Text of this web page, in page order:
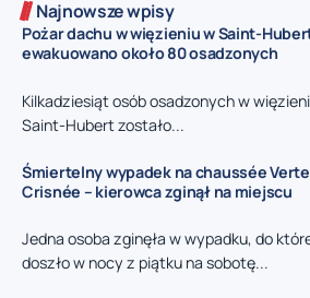
Najnowsze wpisy
Pożar dachu w więzieniu w Saint-
ewakuowano około 80 osadzonych
Kilkadziesiąt osób osadzonych w
Saint-Hubert zostało...
Śmiertelny wypadek na chaussée
Crisnée – kierowca zginął na miejscu
Jedna osoba zginęła w wypadku, do
doszło w nocy z piątku na sobotę...